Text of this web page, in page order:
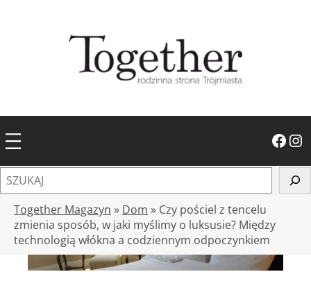
Facebook Instagram
z
Together Magazyn » Dom » Czy pościel z tencelu
zmienia sposób, w jaki myślimy o luksusie? Między
technologią włókna a codziennym odpoczynkiem